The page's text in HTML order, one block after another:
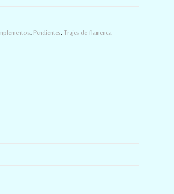
, Pendientes,Trajes de flamenca